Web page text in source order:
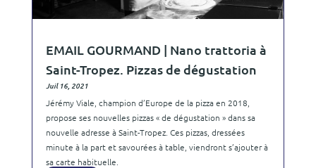
EMAIL GOURMAND | Nano trattoria à
Saint-Tropez. Pizzas de dégustation
Juil 16, 2021
Jérémy Viale, champion d’Europe de la pizza en 2018,
propose ses nouvelles pizzas « de dégustation » dans sa
nouvelle adresse à Saint-Tropez. Ces pizzas, dressées
minute à la part et savourées à table, viendront s’ajouter à
sa carte habituelle.